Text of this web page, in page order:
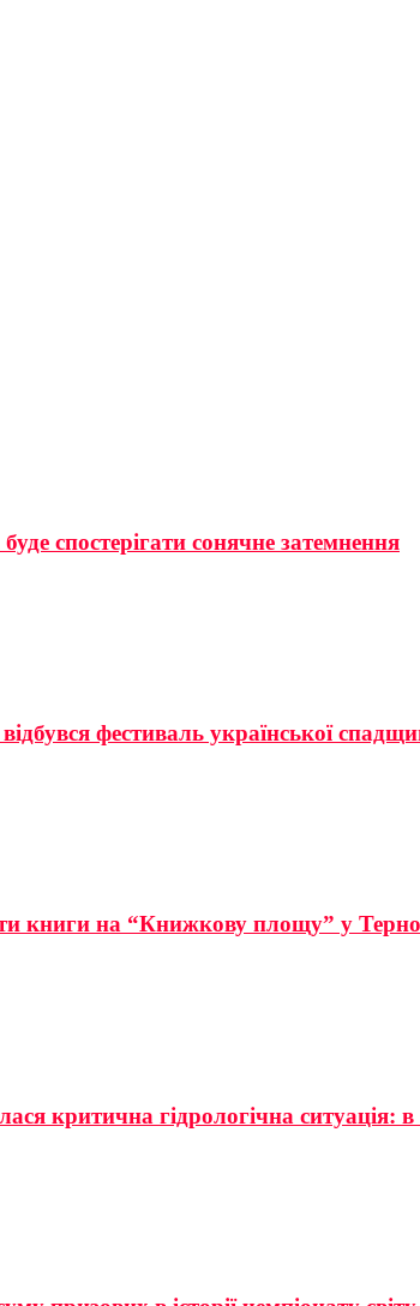
спостерігати сонячне затемнення
фестиваль української
книги на “Книжкову площу” у
критична гідрологічна